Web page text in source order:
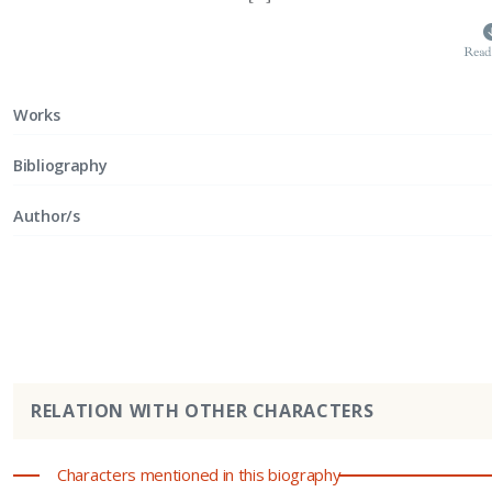
Works
Bibliography
Author/s
RELATION WITH OTHER CHARACTERS
Characters mentioned in this biography